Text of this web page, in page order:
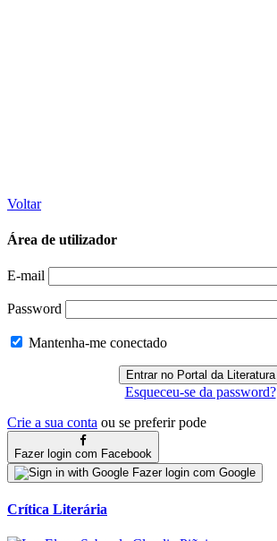
Voltar
Área de utilizador
E-mail
Password
Mantenha-me conectado
Esqueceu-se da password?
Crie a sua conta ou se preferir pode
Fazer login com Facebook
Fazer login com Google
Crítica Literária